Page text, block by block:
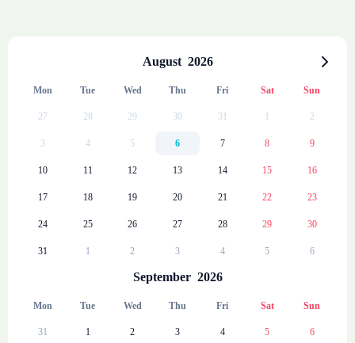
August 2026
Mon Tue Wed Thu Fri Sat Sun
27 28 29 30 31 1 2
3 4 5 6 7 8 9
10 11 12 13 14 15 16
17 18 19 20 21 22 23
24 25 26 27 28 29 30
31 1 2 3 4 5 6
September 2026
Mon Tue Wed Thu Fri Sat Sun
31 1 2 3 4 5 6